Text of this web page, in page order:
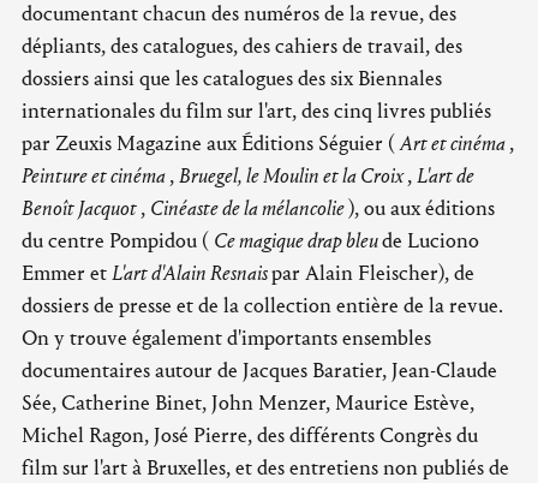
documentant chacun des numéros de la revue, des
dépliants, des catalogues, des cahiers de travail, des
dossiers ainsi que les catalogues des six Biennales
internationales du film sur l'art, des cinq livres publiés
par Zeuxis Magazine aux Éditions Séguier (Art et cinéma,
Peinture et cinéma,Bruegel, le Moulin et la Croix,L'art de
Benoît Jacquot, Cinéaste de la mélancolie), ou aux éditions
du centre Pompidou ( Ce magique drap bleude Luciono
Emmer etL'art d'Alain Resnaispar Alain Fleischer), de
dossiers de presse et de la collection entière de la revue.
On y trouve également d'importants ensembles
documentaires autour de Jacques Baratier, Jean-Claude
Sée, Catherine Binet, John Menzer, Maurice Estève,
Michel Ragon, José Pierre, des différents Congrès du
film sur l'art à Bruxelles, et des entretiens non publiés de